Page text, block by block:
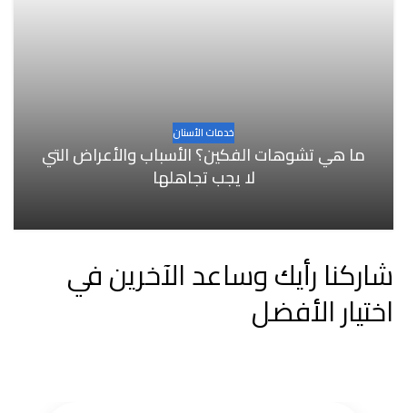
خدمات الأسنان
ما هي تشوهات الفكين؟ الأسباب والأعراض التي
لا يجب تجاهلها
شاركنا رأيك وساعد الآخرين في
اختيار الأفضل